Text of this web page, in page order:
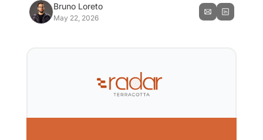
Bruno Loreto
May 22, 2026